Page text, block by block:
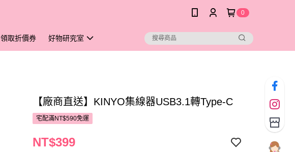
0
領取折價券 好物研究室
【廠商直送】KINYO集線器USB3.1轉Type-C
宅配滿NT$590免運
NT$399